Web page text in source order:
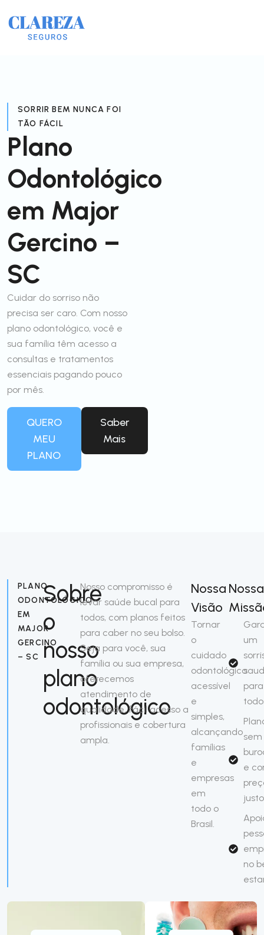
SORRIR BEM NUNCA FOI
TÃO FÁCIL
Plano
Odontológico
em Major
Gercino –
SC
Cuidar do sorriso não
precisa ser caro. Com nosso
plano odontológico, você e
sua família têm acesso a
consultas e tratamentos
essenciais pagando pouco
por mês.
QUERO
MEU
PLANO
Saber
Mais
PLANO
ODONTOLÓGICO
EM
MAJOR
GERCINO
– SC
Sobre
o
nosso
plano
odontológico
Nosso compromisso é
levar saúde bucal para
todos, com planos feitos
para caber no seu bolso.
Seja para você, sua
família ou sua empresa,
oferecemos
atendimento de
qualidade, fácil acesso a
profissionais e cobertura
ampla.
Nossa
Visão
Tornar
o
cuidado
odontológico
acessível
e
simples,
alcançando
famílias
e
empresas
em
todo o
Brasil.
Nossa
um
para
sem
e
justo
no